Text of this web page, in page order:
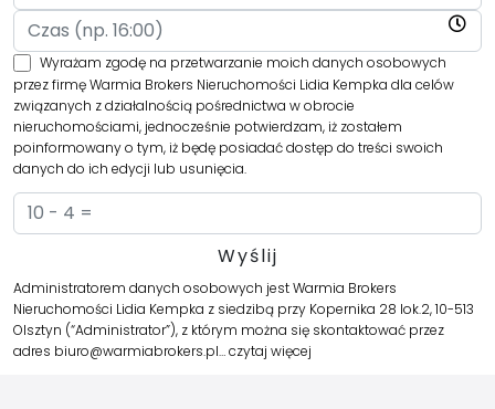
Wyrażam zgodę na przetwarzanie moich danych osobowych
przez firmę Warmia Brokers Nieruchomości Lidia Kempka dla celów
związanych z działalnością pośrednictwa w obrocie
nieruchomościami, jednocześnie potwierdzam, iż zostałem
poinformowany o tym, iż będę posiadać dostęp do treści swoich
danych do ich edycji lub usunięcia.
Administratorem danych osobowych jest Warmia Brokers
Nieruchomości Lidia Kempka z siedzibą przy Kopernika 28 lok.2, 10-513
Olsztyn (“Administrator”), z którym można się skontaktować przez
adres biuro@warmiabrokers.pl…czytaj więcej